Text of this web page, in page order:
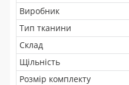
Виробник
Тип тканини
Склад
Щільність
Розмір комплекту